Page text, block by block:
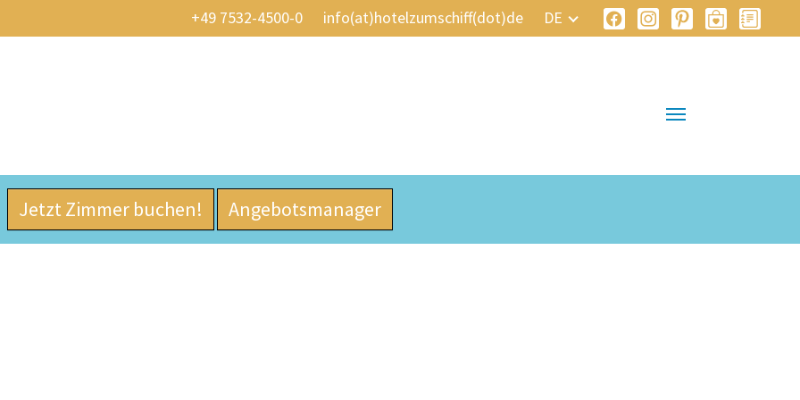
+49 7532-4500-0 info(at)hotelzumschiff(dot)de DE
Jetzt Zimmer buchen! Angebotsmanager